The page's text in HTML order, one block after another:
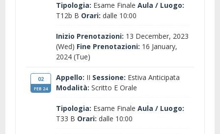
Tipologia: Esame Finale Aula / Luogo:
T12b B Orari: dalle 10:00
Inizio Prenotazioni: 13 December, 2023
(Wed) Fine Prenotazioni: 16 January,
2024 (Tue)
02
FEB 24
Appello: II Sessione: Estiva Anticipata
Modalità: Scritto E Orale
Tipologia: Esame Finale Aula / Luogo:
T33 B Orari: dalle 10:00